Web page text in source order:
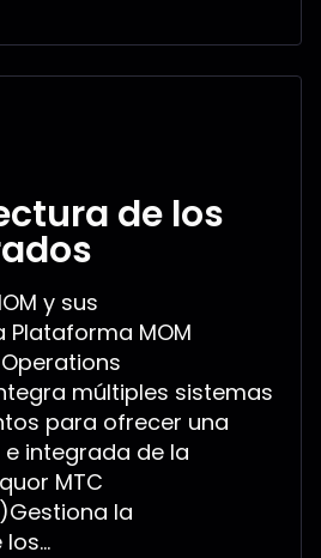
de los
y sus
Plataforma MOM
múltiples sistemas
para ofrecer una
integrada de la
MTC
la